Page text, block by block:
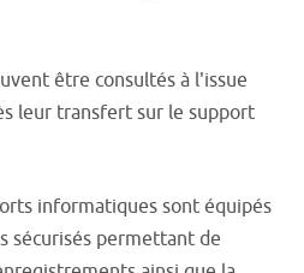
être consultés à l'issue
leur transfert sur le support
informatiques sont équipés
sécurisés permettant de